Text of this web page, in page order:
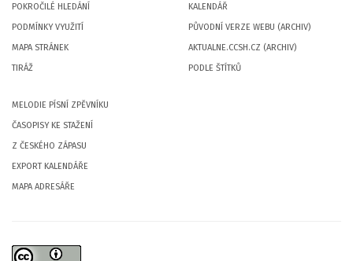
POKROČILÉ HLEDÁNÍ
PODMÍNKY VYUŽITÍ
MAPA STRÁNEK
TIRÁŽ
KALENDÁŘ
PŮVODNÍ VERZE WEBU (ARCHIV)
AKTUALNE.CCSH.CZ (ARCHIV)
PODLE ŠTÍTKŮ
MELODIE PÍSNÍ ZPĚVNÍKU
ČASOPISY KE STAŽENÍ
Z ČESKÉHO ZÁPASU
EXPORT KALENDÁŘE
MAPA ADRESÁŘE